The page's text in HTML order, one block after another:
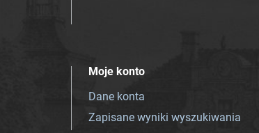
Moje konto
Dane konta
Zapisane wyniki wyszukiwania